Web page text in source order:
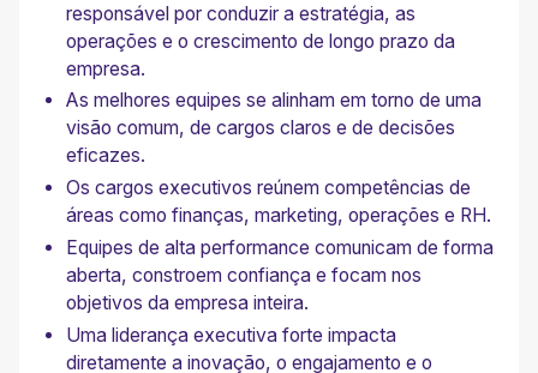
Por Que a Equipe Executiva É Importante?
1. Cria Alinhamento na Organização
2. Melhora a Qualidade das Decisões
3. Ajuda a Navegar Mudanças
4. Constrói uma Cultura de Liderança
5. Impulsiona o Sucesso de Longo Prazo
Como a Equipe Executiva se Mantém Alinhada à
Medida que a Empresa Cresce
Características de uma Equipe Executiva de Alta
Performance
1. Pensam Além da Própria Área
2. Aceitam o Desacordo Saudável
3. Constroem Confiança Antes de Precisar
responsável por conduzir a estratégia, as
operações e o crescimento de longo prazo da
empresa.
As melhores equipes se alinham em torno de uma
visão comum, de cargos claros e de decisões
eficazes.
Os cargos executivos reúnem competências de
áreas como finanças, marketing, operações e RH.
Equipes de alta performance comunicam de forma
aberta, constroem confiança e focam nos
objetivos da empresa inteira.
Uma liderança executiva forte impacta
diretamente a inovação, o engajamento e o